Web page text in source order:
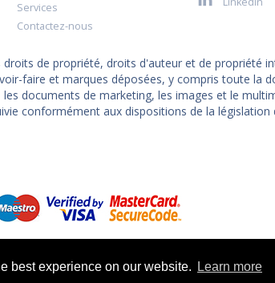
best experience on our website. Learn more
Services
Contactez-nous
droits de propriété, droits d'auteur et de propriété
faire et marques déposées, y compris toute la
documents de marketing, les images et le
conformément aux dispositions de la législation